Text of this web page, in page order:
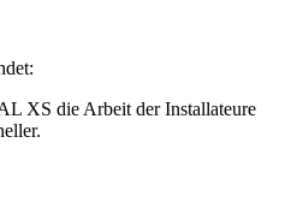
XS die Arbeit der Installateure